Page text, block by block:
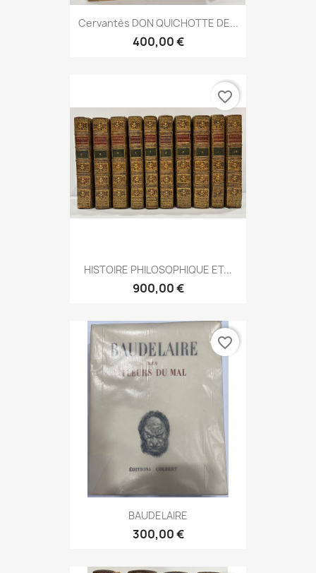
Cervantès DON QUICHOTTE DE...
400,00 €
HISTOIRE PHILOSOPHIQUE ET...
900,00 €
favorite_border
BAUDELAIRE
300,00 €
favorite_border